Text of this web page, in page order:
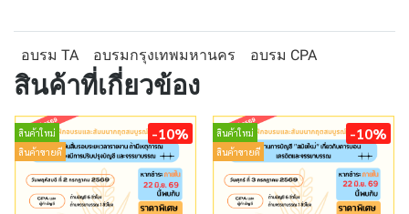
อบรม TA อบรมกรุงเทพมหานคร อบรม CPA
สินค้าที่เกี่ยวข้อง
สินค้าใหม่
สินค้าขายดี
-10%
สินค้าใหม่
สินค้าขายดี
-10%